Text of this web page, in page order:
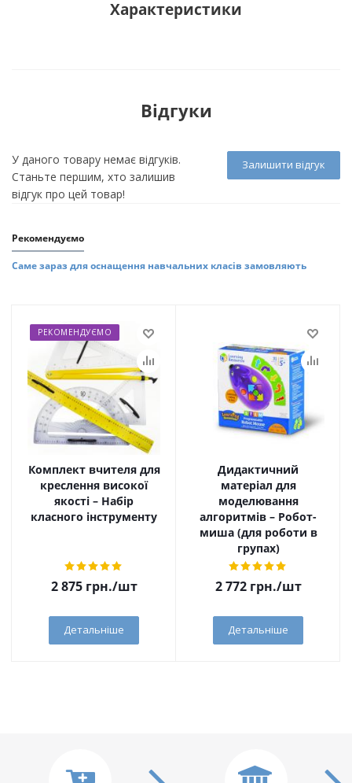
Характеристики
Відгуки
Залишити відгук
У даного товару немає відгуків.
Станьте першим, хто залишив
відгук про цей товар!
Рекомендуємо
Саме зараз для оснащення навчальних класів замовляють
РЕКОМЕНДУЄМО
Комплект вчителя для
креслення високої
якості – Набір
класного інструменту
2 875грн./шт
Детальніше
Дидактичний
матеріал для
моделювання
алгоритмів – Робот-
миша (для роботи в
групах)
2 772грн./шт
Детальніше